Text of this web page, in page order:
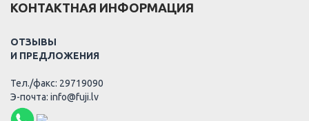
КОНТАКТНАЯ ИНФОРМАЦИЯ
ОТЗЫВЫ
И ПРЕДЛОЖЕНИЯ
Тел./факс: 29719090
Э-почта: info@fuji.lv